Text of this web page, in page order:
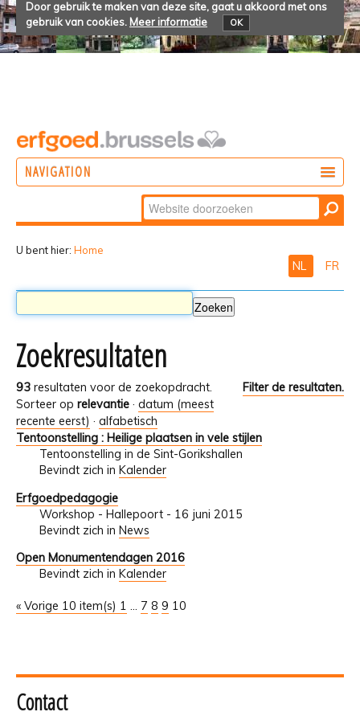
Door gebruik te maken van deze site, gaat u akkoord met ons
gebruik van cookies. Meer informatie OK
NAVIGATION
Zoek
Geavanceerd
U bent hier: Home
NL FR
Zoekresultaten
93 resultaten voor de zoekopdracht.
Filter de resultaten.
Sorteer op relevantie · datum (meest
recente eerst) · alfabetisch
Tentoonstelling : Heilige plaatsen in vele stijlen
Tentoonstelling in de Sint-Gorikshallen
Bevindt zich in Kalender
Erfgoedpedagogie
Workshop - Hallepoort - 16 juni 2015
Bevindt zich in News
Open Monumentendagen 2016
Bevindt zich in Kalender
« Vorige 10 item(s) 1 ... 7 8 9 10
Contact